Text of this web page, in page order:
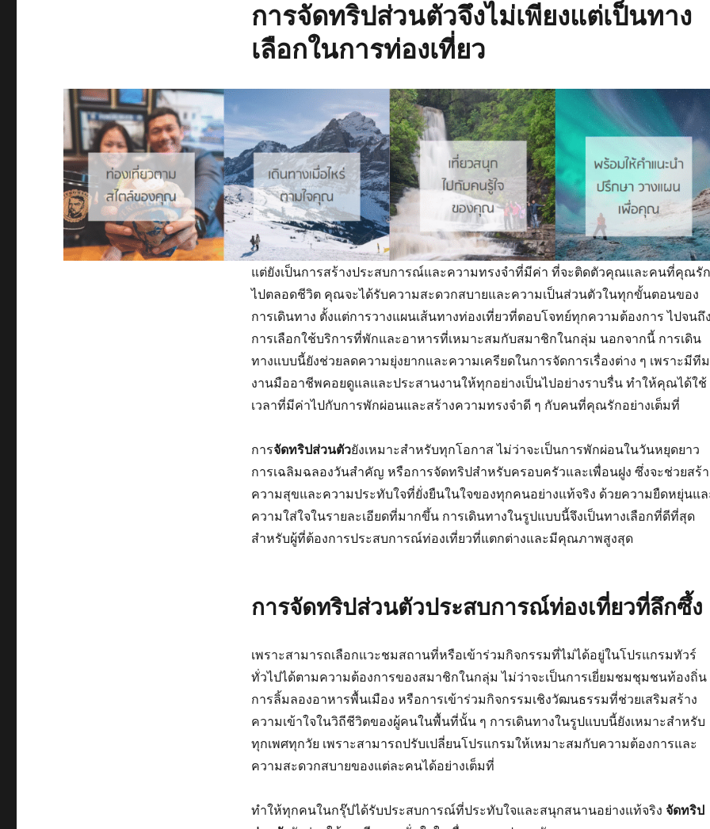
การจัดทริปส่วนตัวจึงไม่เพียงแต่เป็นทาง
เลือกในการท่องเที่ยว
แต่ยังเป็นการสร้างประสบการณ์และความทรงจำที่มีค่า ที่จะติดตัวคุณและคนที่คุณรัก
ไปตลอดชีวิต คุณจะได้รับความสะดวกสบายและความเป็นส่วนตัวในทุกขั้นตอนของ
การเดินทาง ตั้งแต่การวางแผนเส้นทางท่องเที่ยวที่ตอบโจทย์ทุกความต้องการ ไปจนถึ
การเลือกใช้บริการที่พักและอาหารที่เหมาะสมกับสมาชิกในกลุ่ม นอกจากนี้ การเดิน
ทางแบบนี้ยังช่วยลดความยุ่งยากและความเครียดในการจัดการเรื่องต่าง ๆ เพราะมีทีม
งานมืออาชีพคอยดูแลและประสานงานให้ทุกอย่างเป็นไปอย่างราบรื่น ทำให้คุณได้ใช้
เวลาที่มีค่าไปกับการพักผ่อนและสร้างความทรงจำดี ๆ กับคนที่คุณรักอย่างเต็มที่
การจัดทริปส่วนตัวยังเหมาะสำหรับทุกโอกาส ไม่ว่าจะเป็นการพักผ่อนในวันหยุดยาว
การเฉลิมฉลองวันสำคัญ หรือการจัดทริปสำหรับครอบครัวและเพื่อนฝูง ซึ่งจะช่วยสร้
ความสุขและความประทับใจที่ยั่งยืนในใจของทุกคนอย่างแท้จริง ด้วยความยืดหยุ่นแ
ความใส่ใจในรายละเอียดที่มากขึ้น การเดินทางในรูปแบบนี้จึงเป็นทางเลือกที่ดีที่สุด
สำหรับผู้ที่ต้องการประสบการณ์ท่องเที่ยวที่แตกต่างและมีคุณภาพสูงสุด
การจัดทริปส่วนตัวประสบการณ์ท่องเที่ยวที่ลึกซึ้ง
เพราะสามารถเลือกแวะชมสถานที่หรือเข้าร่วมกิจกรรมที่ไม่ได้อยู่ในโปรแกรมทัวร์
ทั่วไปได้ตามความต้องการของสมาชิกในกลุ่ม ไม่ว่าจะเป็นการเยี่ยมชมชุมชนท้องถิ่น
การลิ้มลองอาหารพื้นเมือง หรือการเข้าร่วมกิจกรรมเชิงวัฒนธรรมที่ช่วยเสริมสร้าง
ความเข้าใจในวิถีชีวิตของผู้คนในพื้นที่นั้น ๆ การเดินทางในรูปแบบนี้ยังเหมาะสำหรับ
ทุกเพศทุกวัย เพราะสามารถปรับเปลี่ยนโปรแกรมให้เหมาะสมกับความต้องการและ
ความสะดวกสบายของแต่ละคนได้อย่างเต็มที่
ทำให้ทุกคนในกรุ๊ปได้รับประสบการณ์ที่ประทับใจและสนุกสนานอย่างแท้จริง จัดทริป